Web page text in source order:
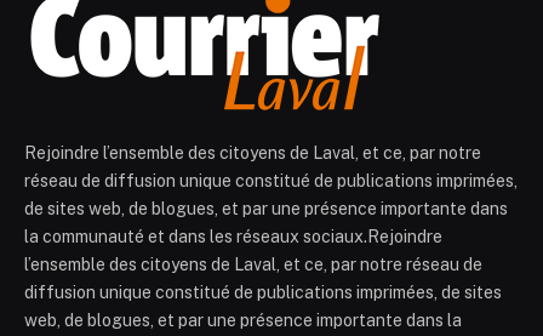
Rejoindre l’ensemble des citoyens de Laval, et ce, par notre
réseau de diffusion unique constitué de publications imprimées,
de sites web, de blogues, et par une présence importante dans
la communauté et dans les réseaux sociaux.Rejoindre
l’ensemble des citoyens de Laval, et ce, par notre réseau de
diffusion unique constitué de publications imprimées, de sites
web, de blogues, et par une présence importante dans la